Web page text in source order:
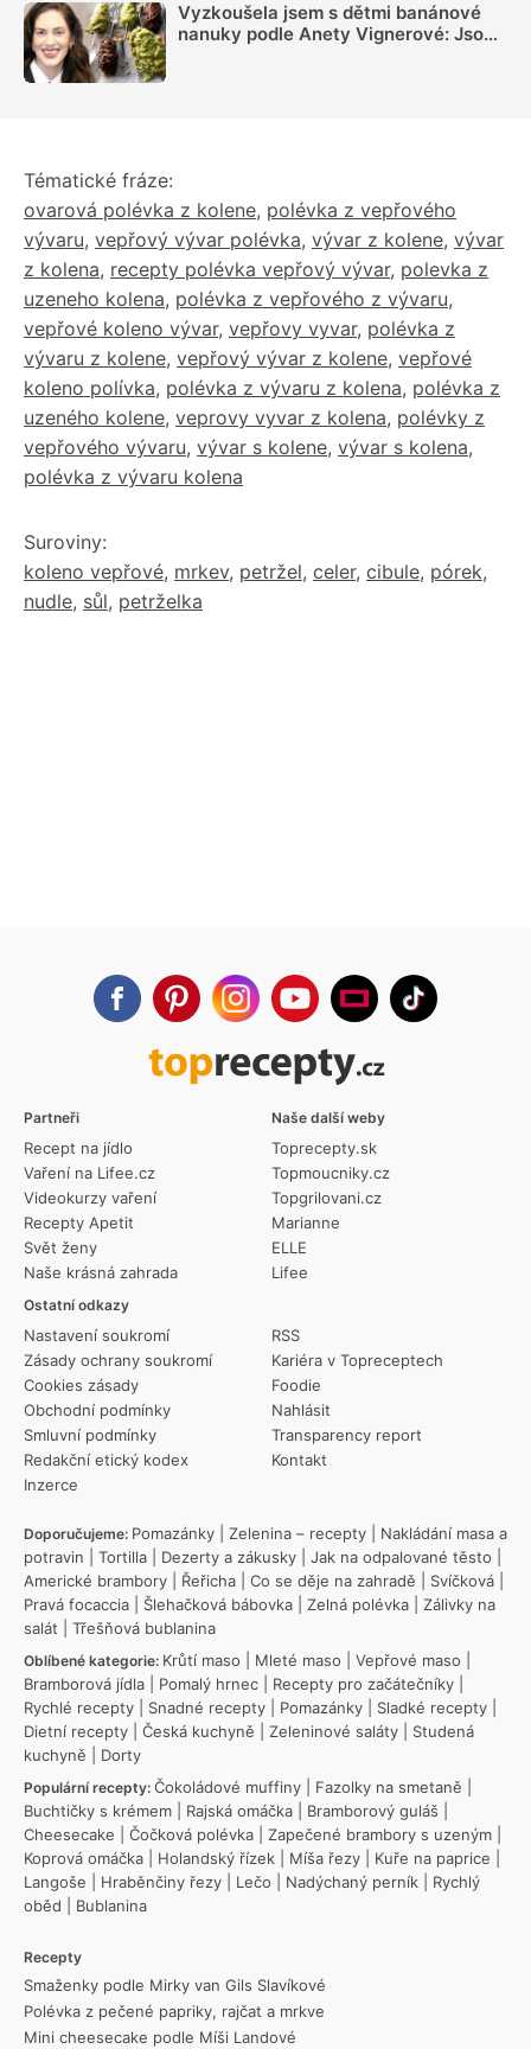
Vyzkoušela jsem s dětmi banánové
nanuky podle Anety Vignerové: Jsou
Tématické fráze:
ovarová polévka z kolene, polévka z vepřového
vývaru, vepřový vývar polévka, vývar z kolene, vývar
z kolena, recepty polévka vepřový vývar, polevka z
uzeneho kolena, polévka z vepřového z vývaru,
vepřové koleno vývar, vepřovy vyvar, polévka z
vývaru z kolene, vepřový vývar z kolene, vepřové
koleno polívka, polévka z vývaru z kolena, polévka z
uzeného kolene, veprovy vyvar z kolena, polévky z
vepřového vývaru, vývar s kolene, vývar s kolena,
polévka z vývaru kolena
Suroviny:
koleno vepřové, mrkev, petržel, celer, cibule, pórek,
nudle, sůl, petrželka
Partneři
Recept na jídlo
Vaření na Lifee.cz
Videokurzy vaření
Recepty Apetit
Svět ženy
Naše krásná zahrada
Ostatní odkazy
Nastavení soukromí
Zásady ochrany soukromí
Cookies zásady
Obchodní podmínky
Smluvní podmínky
Redakční etický kodex
Inzerce
RSS
Kariéra v Topreceptech
Foodie
Nahlásit
Transparency report
Kontakt
Naše další weby
Toprecepty.sk
Topmoucniky.cz
Topgrilovani.cz
Marianne
ELLE
Lifee
Doporučujeme: Pomazánky Zelenina – recepty
Nakládání masa a
potravin
Tortilla Dezerty a zákusky Jak na odpalované těsto
Americké brambory
Řeřicha Co se děje na zahradě Svíčková
Pravá focaccia
Šlehačková bábovka Zelná polévka
Zálivky na
salát
Třešňová bublanina
Oblíbené kategorie: Krůtí maso Mleté maso Vepřové maso
Bramborová jídla
Pomalý hrnec Recepty pro začátečníky
Rychlé recepty
Snadné recepty Pomazánky Sladké recepty
Dietní recepty
Česká kuchyně Zeleninové saláty
Studená
kuchyně
Dorty
Populární recepty: Čokoládové muffiny Fazolky na smetaně
Buchtičky s krémem
Rajská omáčka Bramborový guláš
Cheesecake
Čočková polévka Zapečené brambory s uzeným
Koprová omáčka
Holandský řízek Míša řezy Kuře na paprice
Langoše
Hraběnčiny řezy Lečo Nadýchaný perník
Rychlý
oběd
Bublanina
Recepty
Smaženky podle Mirky van Gils Slavíkové
Polévka z pečené papriky, rajčat a mrkve
Mini cheesecake podle Míši Landové